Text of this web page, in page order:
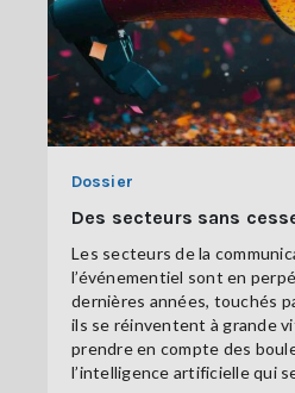
Dossier
Des secteurs sans
Les secteurs de la
l’événementiel sont en
dernières années, touchés
ils se réinventent à grande
prendre en compte des
l’intelligence artificielle qui